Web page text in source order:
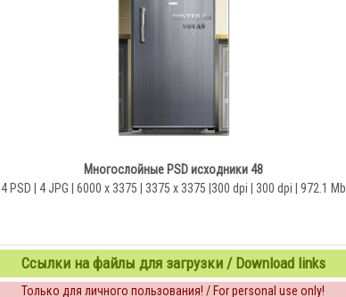
Многослойные PSD исходники 48
4 PSD | 4 JPG | 6000 x 3375 | 3375 x 3375 |300 dpi | 300 dpi | 972.1 Mb
Ссылки на файлы для загрузки / Download links
Только для личного пользования! / For personal use only!